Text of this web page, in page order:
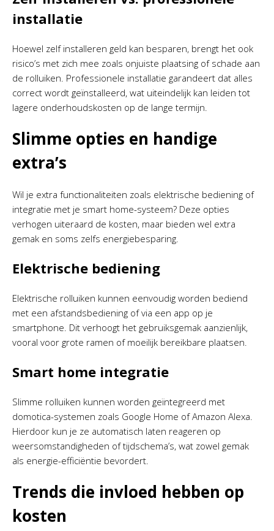
installatie
Hoewel zelf installeren geld kan besparen, brengt het ook
risico’s met zich mee zoals onjuiste plaatsing of schade aan
de rolluiken. Professionele installatie garandeert dat alles
correct wordt geïnstalleerd, wat uiteindelijk kan leiden tot
lagere onderhoudskosten op de lange termijn.
Slimme opties en handige
extra’s
Wil je extra functionaliteiten zoals elektrische bediening of
integratie met je smart home-systeem? Deze opties
verhogen uiteraard de kosten, maar bieden wel extra
gemak en soms zelfs energiebesparing.
Elektrische bediening
Elektrische rolluiken kunnen eenvoudig worden bediend
met een afstandsbediening of via een app op je
smartphone. Dit verhoogt het gebruiksgemak aanzienlijk,
vooral voor grote ramen of moeilijk bereikbare plaatsen.
Smart home integratie
Slimme rolluiken kunnen worden geïntegreerd met
domotica-systemen zoals Google Home of Amazon Alexa.
Hierdoor kun je ze automatisch laten reageren op
weersomstandigheden of tijdschema’s, wat zowel gemak
als energie-efficiëntie bevordert.
Trends die invloed hebben op
kosten